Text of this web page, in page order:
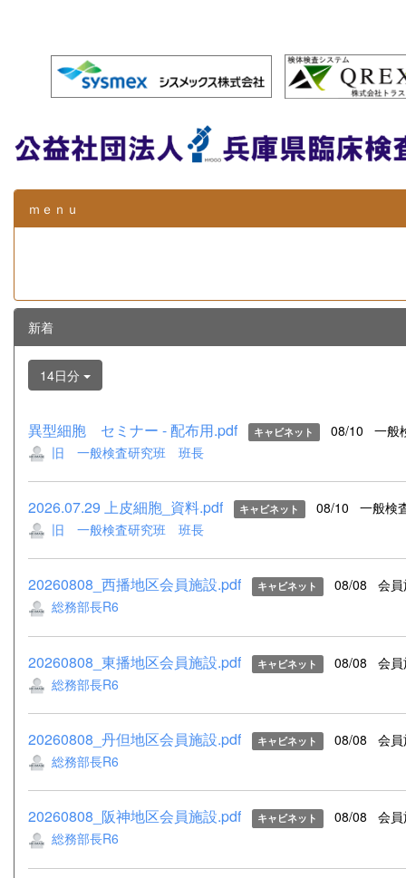
ｍｅｎｕ
新着
14日分
異型細胞 セミナー - 配布用.pdf キャビネット 08/10
一般
旧 一般検査研究班 班長
2026.07.29 上皮細胞_資料.pdf キャビネット 08/10
一般検
旧 一般検査研究班 班長
20260808_西播地区会員施設.pdf キャビネット 08/08
会
総務部長R6
20260808_東播地区会員施設.pdf キャビネット 08/08
会
総務部長R6
20260808_丹但地区会員施設.pdf キャビネット 08/08
会
総務部長R6
20260808_阪神地区会員施設.pdf キャビネット 08/08
会
総務部長R6